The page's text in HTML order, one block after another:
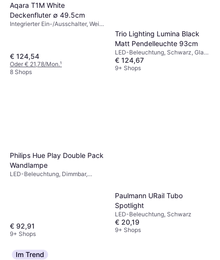
Aqara T1M White
Deckenfluter ∅ 49.5cm
Integrierter Ein-/Ausschalter, Weiß,
€ 124,54
Oder € 21,78/Mon.¹
8 Shops
Trio Lighting Lumina Black
Matt Pendelleuchte 93cm
LED-Beleuchtung, Schwarz, Glas,
Metall, IP-Schutzart: IP20,
Lampensockel: E14
€ 124,67
9+ Shops
Philips Hue Play Double Pack
Wandlampe
LED-Beleuchtung, Dimmbar,
€ 92,91
9+ Shops
Paulmann URail Tubo
Spotlight
LED-Beleuchtung, Schwarz
€ 20,19
9+ Shops
Im Trend